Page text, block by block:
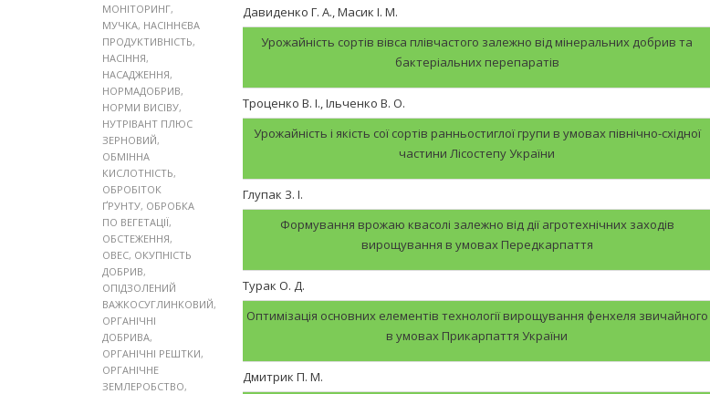
МОНІТОРИНГ,
МУЧКА, НАСІННЄВА
ПРОДУКТИВНІСТЬ,
НАСІННЯ,
НАСАДЖЕННЯ,
НОРМАДОБРИВ,
НОРМИ ВИСІВУ,
НУТРІВАНТ ПЛЮС
ЗЕРНОВИЙ,
ОБМІННА
КИСЛОТНІСТЬ,
ОБРОБІТОК
ҐРУНТУ, ОБРОБКА
ПО ВЕГЕТАЦІЇ,
ОБСТЕЖЕННЯ,
ОВЕС, ОКУПНІСТЬ
ДОБРИВ,
ОПІДЗОЛЕНИЙ
ВАЖКОСУГЛИНКОВИЙ,
ОРГАНІЧНІ
ДОБРИВА,
ОРГАНІЧНІ РЕШТКИ,
ОРГАНІЧНЕ
ЗЕМЛЕРОБСТВО,
Давиденко Г. А., Масик І. М.
Урожайність сортів вівса плівчастого залежно від мінеральних добрив та
бактеріальних перепаратів
Троценко В. І., Ільченко В. О.
Урожайність і якість сої сортів ранньостиглої групи в умовах північно-східної
частини Лісостепу України
Глупак З. І.
Формування врожаю квасолі залежно від дії агротехнічних заходів
вирощування в умовах Передкарпаття
Турак О. Д.
Оптимізація основних елементів технології вирощування фенхеля звичайного
в умовах Прикарпаття України
Дмитрик П. М.